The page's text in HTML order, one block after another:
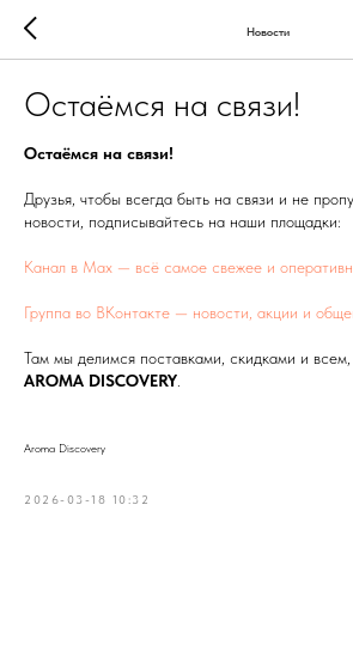
Новости
Остаёмся на связи!
Остаёмся на связи!
Друзья, чтобы всегда быть на связи и не
новости, подписывайтесь на наши площадки:
Канал в Max — всё самое свежее и
Группа во ВКонтакте — новости, акции и
Там мы делимся поставками, скидками и
AROMA DISCOVERY
Aroma Discovery
2026-03-18 10:32